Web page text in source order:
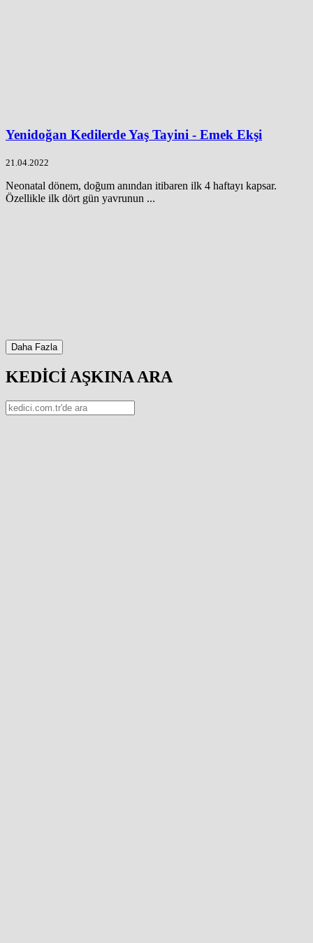
Yenidoğan Kedilerde Yaş Tayini - Emek Ekşi
21.04.2022
Neonatal dönem, doğum anından itibaren ilk 4 haftayı kapsar.
Özellikle ilk dört gün yavrunun ...
Daha Fazla
KEDİCİ AŞKINA ARA